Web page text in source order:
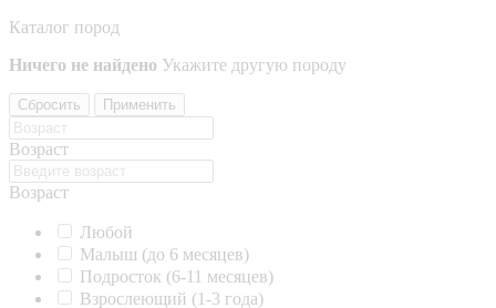
Каталог пород
Ничего не найдено Укажите другую породу
Сбросить Применить
Возраст
Возраст
Любой
Малыш (до 6 месяцев)
Подросток (6-11 месяцев)
Взрослеющий (1-3 года)